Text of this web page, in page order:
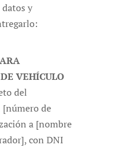
y
VEHÍCULO
del
de
a [nombre
con DNI